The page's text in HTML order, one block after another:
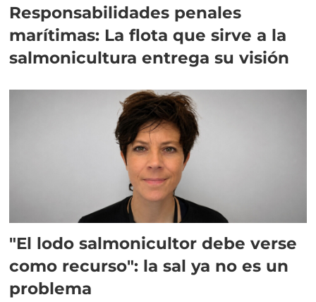
Responsabilidades penales
marítimas: La flota que sirve a la
salmonicultura entrega su visión
"El lodo salmonicultor debe verse
como recurso": la sal ya no es un
problema